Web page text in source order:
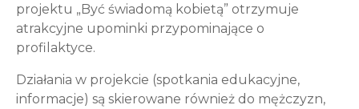
projektu „Być świadomą kobietą” otrzymuje
atrakcyjne upominki przypominające o
profilaktyce.
Działania w projekcie (spotkania edukacyjne,
informacje) są skierowane również do mężczyzn,